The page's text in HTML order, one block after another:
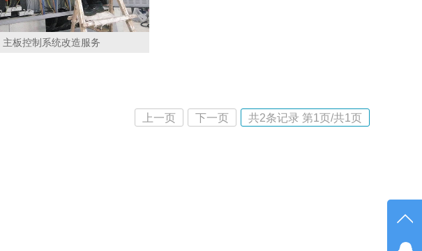
主板控制系统改造服务
上一页 下一页 共2条记录 第1 页/共1 页